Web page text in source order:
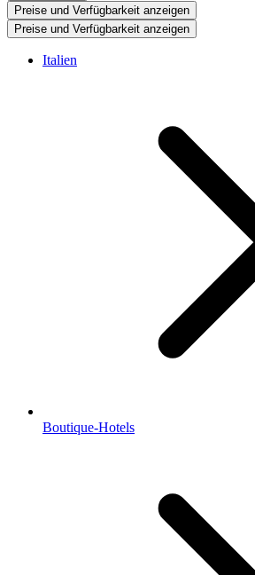
Preise und Verfügbarkeit anzeigen
Preise und Verfügbarkeit anzeigen
Italien
Boutique-Hotels